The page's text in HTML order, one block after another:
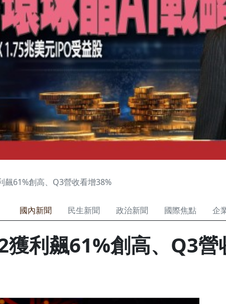
飆61%創高、Q3營收看增38%
國內新聞 民生新聞 政治新聞 國際焦點 企
利飆61%創高、Q3營